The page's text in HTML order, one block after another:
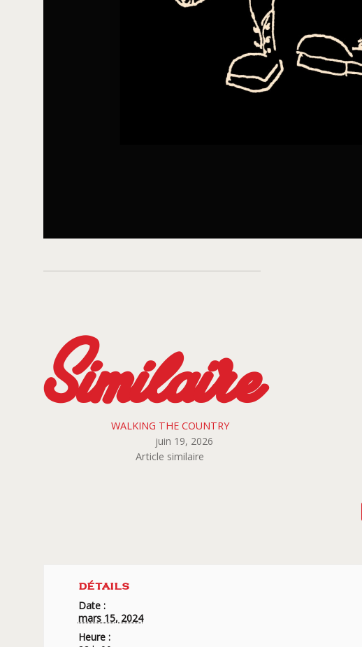
Similaire
WALKING THE COUNTRY
juin 19, 2026
Article similaire
DÉTAILS
Date :
mars 15, 2024
Heure :